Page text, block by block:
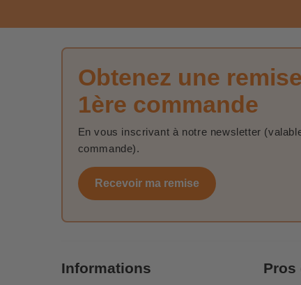
Obtenez une
1ère commande
En vous inscrivant à notre newsletter
commande).
Recevoir ma remise
Informations Pros